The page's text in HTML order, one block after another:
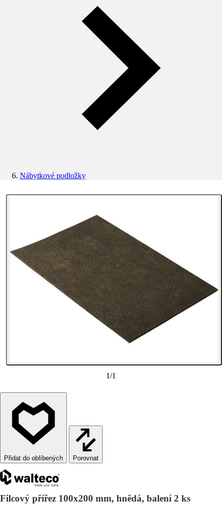
Nábytkové podložky
1/1
Porovnat
Filcový přířez 100x200 mm, hnědá, balení 2 ks